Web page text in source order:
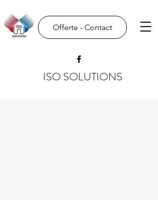
Offerte - Contact
ISO SOLUTIONS